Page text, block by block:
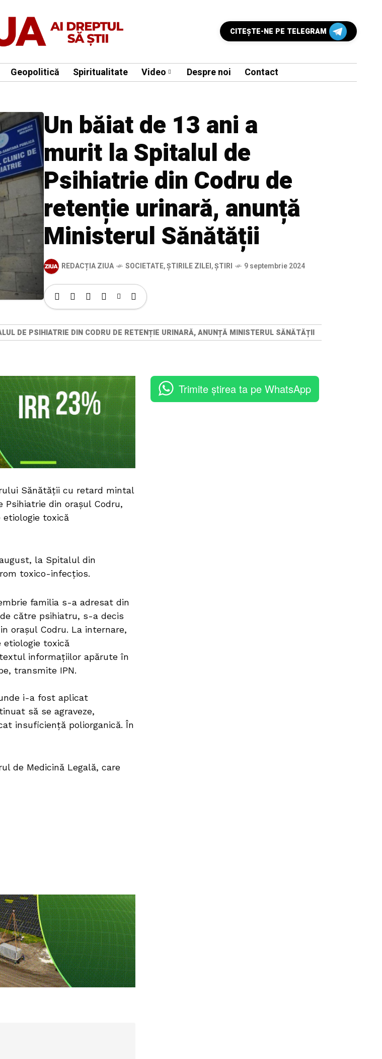
CITEŞTE-NE PE TELEGRAM
Geopolitică Spiritualitate Video Despre noi Contact
Un băiat de 13 ani a
murit la Spitalul de
Psihiatrie din Codru de
retenție urinară, anunță
Ministerul Sănătății
REDACȚIA ZIUA SOCIETATE,ȘTIRILE ZILEI,ȘTIRI 9 septembrie 2024
DE PSIHIATRIE DIN CODRU DE RETENȚIE URINARĂ, ANUNȚĂ MINISTERUL SĂNĂTĂȚII
Sănătății cu retard mintal
din orașul Codru,
etiologie toxică
la Spitalul din
toxico-infecțios.
familia s-a adresat din
către psihiatru, s-a decis
orașul Codru. La internare,
toxică
informațiilor apărute în
transmite IPN.
i-a fost aplicat
să se agraveze,
insuficiență poliorganică. În
de Medicină Legală, care
Trimite știrea ta pe WhatsApp